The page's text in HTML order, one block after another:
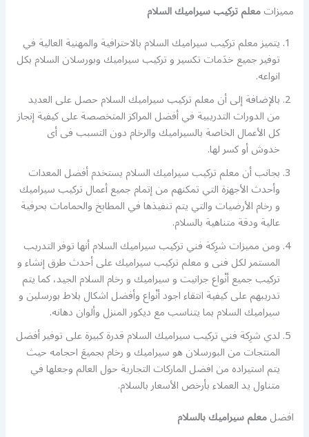
مميزاتمعلم تركيب سيراميك السلام
يتميز معلم تركيب سيراميك السلام بالاحترافية والمهنية العالية في
توفير جميع خدَمات تكسير و تركيب سيراميك وبورسلان السلام بكل
انواعه.
بالإضافة إلى أن معلم تركيب سيراميك السلام حصل على العديد
من الدورات التدريبية في أفضل المراكز المتخصصة على كيفية إنجاز
كل الأعمال الخاصة بالسيراميك والرخام دون التسبب فى أى
خدوش أو كسر لها.
بجانب أن معلم تركيب سيراميك السلام يستخدم أفضل المعدات
وأحدث الأجهزة التي تمكنهم من إتمام جميع أعمال تركيب سيراميك
و رخام الأرضيات والتي يتم تنفيذها في المطابخ والحمامات بحرفية
عالية ودقة متناهية بالسلام.
ومن مميزات شرِكة فني تركيب سيراميك السلام أنها توفر التدريب
المستمر لكل فنى و معلم تركيب سيراميك على أحدث طرق إنشاء و
تركيب جميع أنْواع جرانيت و سيراميك و رخام السلام الجيد، كما يتم
تدريبهم على كيفية انتقاء اجود أنْواع وأفضل اشكال بلاط بورسلين و
سيراميك السلام بما يتناسب مع ديكور المنزل وألوان دهانه.
لدي شرِكة فني تركيب سيراميك السلام قدرة كبيرة على توفير أفضل
المنتجات من البورسلان هو سيراميك و رخام بجميعَ احجامه حيث
يتم استيراده من افضل الماركات التجارية حول العالم وجعلها في
متناول يد العملاء بأرخص الأسعار بالسلام.
افضلمعلم سيراميك بالسلام